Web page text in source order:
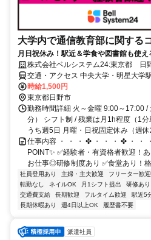
大学内で通信教育部に関する
月日祝休み！駅近＆学食や図書館も使
株式会社ベルシステム24:東京都 日
交通・アクセス 中央大学・明星大学
から徒歩8分
時給1,500円
東京都日野市
勤務時間詳細 火～金曜 9:00～17:00
分） シフト制 / 残業は月1h程度（1
うち週5日 月曜・日祝固定休み（週休
仕事内容 ・ ・ ・ ✤ ・ ・ ・ ✤ ・ ・
POINT✨ ✅経験者・有資格者歓迎！
お仕事◎研修制度あり ✅食堂あり！
社員登用あり 主婦・主夫歓迎 フリーター歓迎
転勤なし
ネイルOK 月1シフト提出 研修あり
交通費支給
長期歓迎 フルタイム歓迎 駅近5
長期休暇あり
週4日以上OK 履歴書不要
派遣社員